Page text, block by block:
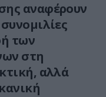
αναφέρουν
των
στη
αλλά